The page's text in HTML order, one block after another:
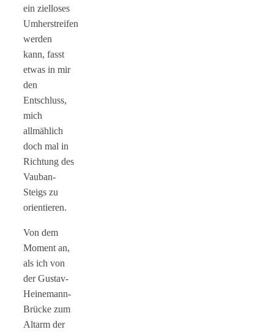
ein zielloses
Umherstreifen
werden
kann, fasst
etwas in mir
den
Entschluss,
mich
allmählich
doch mal in
Richtung des
Vauban-
Steigs zu
orientieren.
Von dem
Moment an,
als ich von
der Gustav-
Heinemann-
Brücke zum
Altarm der